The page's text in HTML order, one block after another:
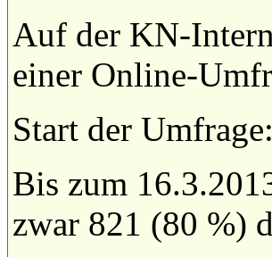
Auf der KN-
einer Online-
Start der
Bis zum
zwar 821 (80 %)